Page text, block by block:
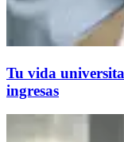
Tu vida
ingresas